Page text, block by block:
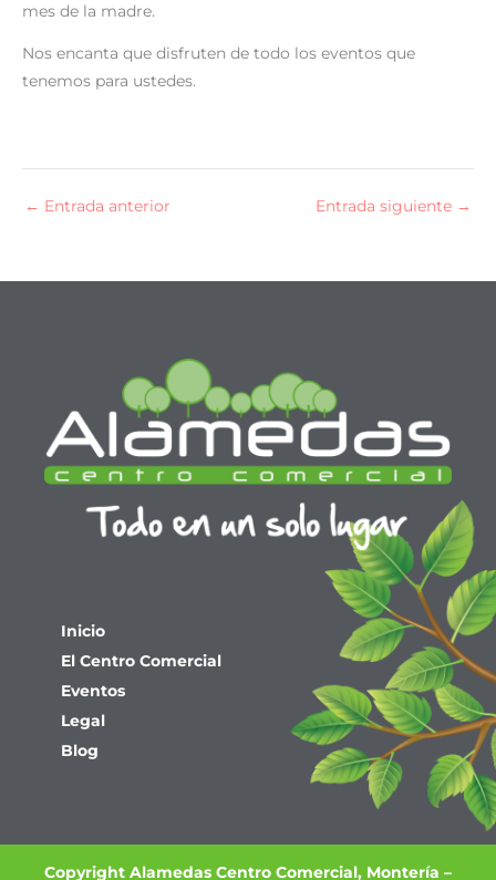
mes de la madre.
Nos encanta que disfruten de todo los eventos que
tenemos para ustedes.
← Entrada anterior Entrada siguiente →
Inicio
El Centro Comercial
Eventos
Legal
Blog
Copyright Alamedas Centro Comercial, Montería –